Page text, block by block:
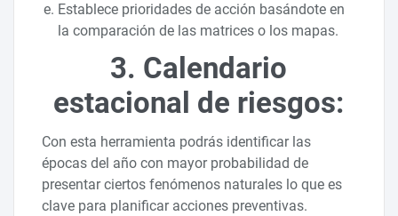
Establece prioridades de acción basándote en
la comparación de las matrices o los mapas.
3. Calendario
estacional de riesgos:
Con esta herramienta podrás identificar las
épocas del año con mayor probabilidad de
presentar ciertos fenómenos naturales lo que es
clave para planificar acciones preventivas.